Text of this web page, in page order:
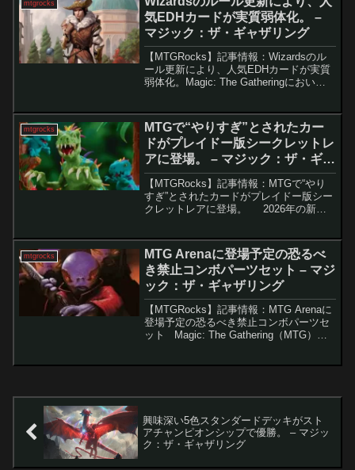
再...
mtgrocks
気EDHカードが実質弱体化。 –
マジック：ザ・ギャザリング
【MTGRocks】記事情報：Wizardsのル
ール更新により、人気EDHカードが実質
弱体化。Magic: The Gatheringにおい
動させる能力がマナ能力の定義...
mtgrocks
MTGで“やりすぎ”とされたカー
ドがプレイドー版シークレットレ
アに登場。 – マジック：ザ・ギャ
ザリング
【MTGRocks】記事情報：MTGで“やり
すぎ”とされたカードがプレイドー版シー
クレットレアに登場。 2026年の新情
情報が明らかになりました。今回の目玉
は、...
mtgrocks
MTG Arenaに登場予定の恐るべ
き禁止コンボパーツセット – マジ
ック：ザ・ギャザリング
【MTGRocks】記事情報：MTG Arenaに
登場予定の恐るべき禁止コンボパーツセ
ット Magic: The Gathering（MTG）の
興味深い5色スタンダードデッキがスト
アチャンピオンシップで優勝。 – マジッ
ク：ザ・ギャザリング